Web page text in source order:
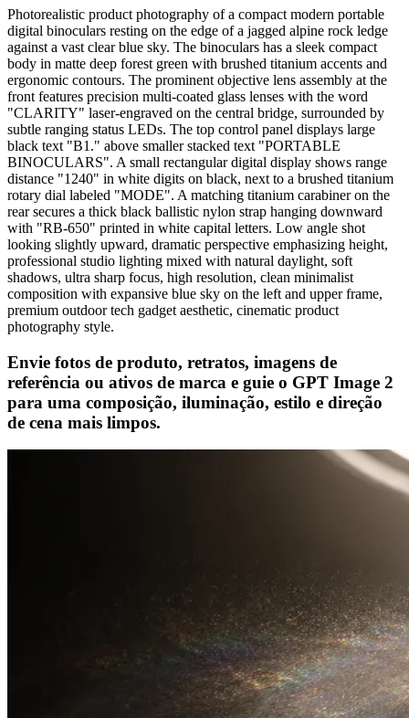
Photorealistic product photography of a compact modern portable
digital binoculars resting on the edge of a jagged alpine rock ledge
against a vast clear blue sky. The binoculars has a sleek compact
body in matte deep forest green with brushed titanium accents and
ergonomic contours. The prominent objective lens assembly at the
front features precision multi-coated glass lenses with the word
"CLARITY" laser-engraved on the central bridge, surrounded by
subtle ranging status LEDs. The top control panel displays large
black text "B1." above smaller stacked text "PORTABLE
BINOCULARS". A small rectangular digital display shows range
distance "1240" in white digits on black, next to a brushed titanium
rotary dial labeled "MODE". A matching titanium carabiner on the
rear secures a thick black ballistic nylon strap hanging downward
with "RB-650" printed in white capital letters. Low angle shot
looking slightly upward, dramatic perspective emphasizing height,
professional studio lighting mixed with natural daylight, soft
shadows, ultra sharp focus, high resolution, clean minimalist
composition with expansive blue sky on the left and upper frame,
premium outdoor tech gadget aesthetic, cinematic product
photography style.
Envie fotos de produto, retratos, imagens de
referência ou ativos de marca e guie o GPT Image 2
para uma composição, iluminação, estilo e direção
de cena mais limpos.